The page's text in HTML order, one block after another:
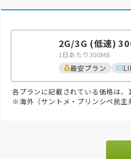
2G/3G (低速)
1日あたり300MB
最安プラン
各プランに記載されている価格は
※海外（サントメ・プリンシペ民主